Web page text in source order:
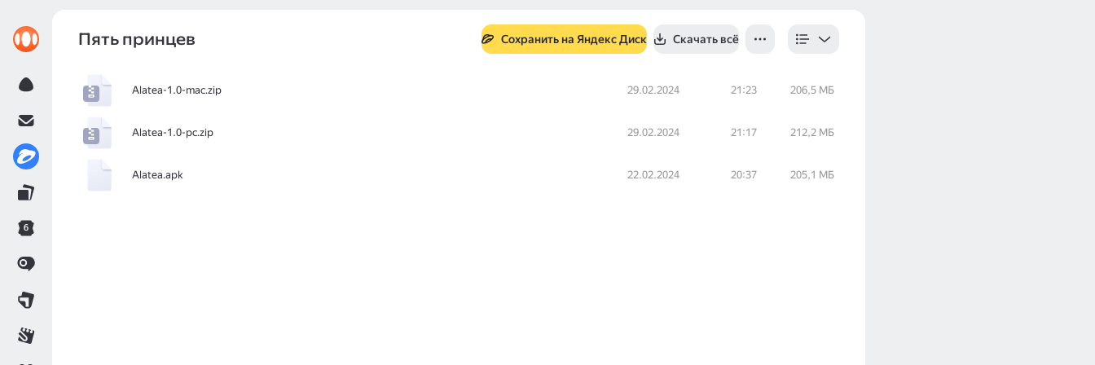
6
Пять принцев Сохранить на Яндекс Диск Скачать всё
Alatea-1.0-mac.zip 29.02.2024 21:23 206,5 МБ
Alatea-1.0-pc.zip 29.02.2024 21:17 212,2 МБ
Alatea.apk 22.02.2024 20:37 205,1 МБ